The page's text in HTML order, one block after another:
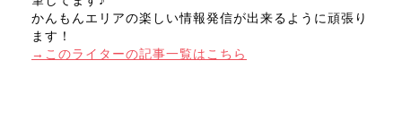
かんもんエリアの楽しい情報発信が出来るように頑張り
ます！
→このライターの記事一覧はこちら